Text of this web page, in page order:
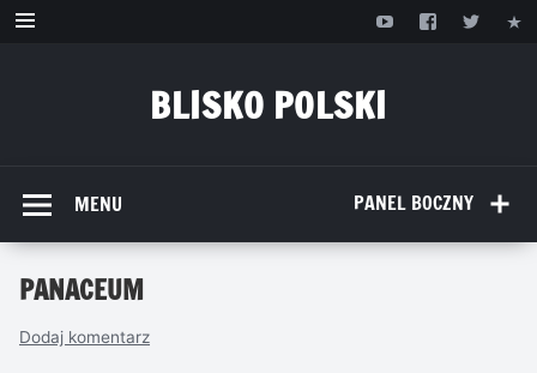
Przejdź
BLISKO POLSKI
PANEL BOCZNY
MENU
PANACEUM
Dodaj komentarz